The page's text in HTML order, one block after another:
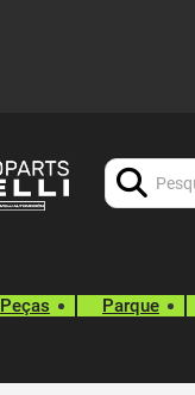
Peças Parque